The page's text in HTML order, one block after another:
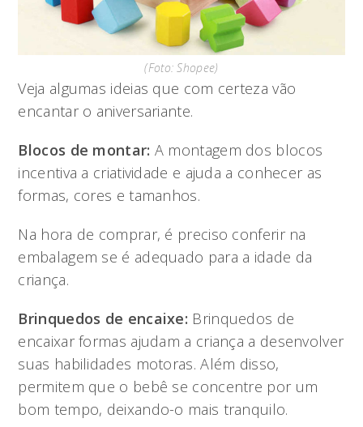
(Foto: Shopee)
Veja algumas ideias que com certeza vão
encantar o aniversariante.
Blocos de montar: A montagem dos blocos
incentiva a criatividade e ajuda a conhecer as
formas, cores e tamanhos.
Na hora de comprar, é preciso conferir na
embalagem se é adequado para a idade da
criança.
Brinquedos de encaixe: Brinquedos de
encaixar formas ajudam a criança a desenvolver
suas habilidades motoras. Além disso,
permitem que o bebê se concentre por um
bom tempo, deixando-o mais tranquilo.